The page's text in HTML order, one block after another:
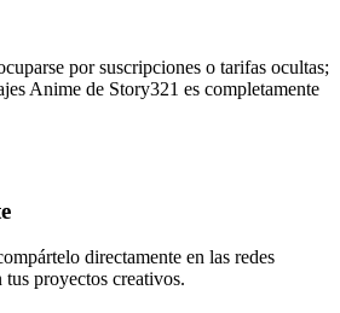
por suscripciones o tarifas ocultas;
Anime de Story321 es completamente
directamente en las redes
proyectos creativos.